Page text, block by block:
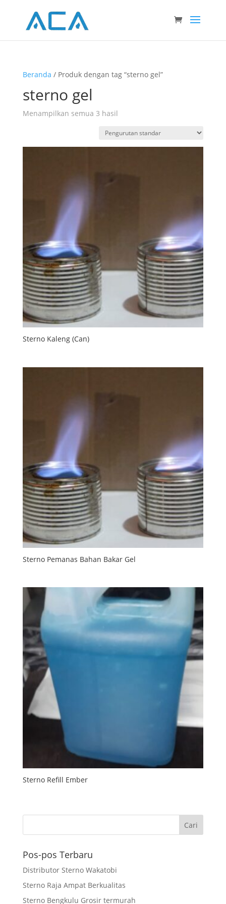
Beranda / Produk dengan tag “sterno gel”
sterno gel
Menampilkan semua 3 hasil
Sterno Kaleng (Can)
Sterno Pemanas Bahan Bakar Gel
Sterno Refill Ember
Pos-pos Terbaru
Distributor Sterno Wakatobi
Sterno Raja Ampat Berkualitas
Sterno Bengkulu Grosir termurah